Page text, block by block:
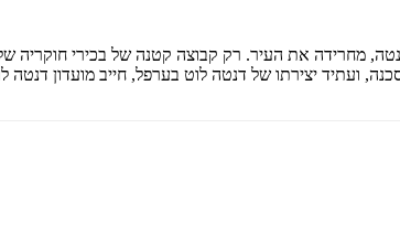
דנטה, מחרידה את העיר. רק קבוצה קטנה של בכירי חוקריה
ועתיד יצירתו של דנטה לוט בערפל, חייב מועדון דנטה